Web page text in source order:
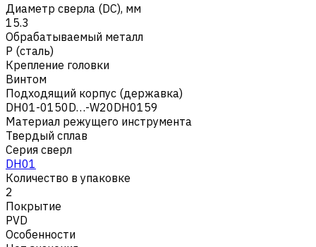
Диаметр сверла (DC), мм
15.3
Обрабатываемый металл
Р (сталь)
Крепление головки
Винтом
Подходящий корпус (державка)
DH01-0150D…-W20DH0159
Материал режущего инструмента
Твердый сплав
Серия сверл
DH01
Количество в упаковке
2
Покрытие
PVD
Особенности